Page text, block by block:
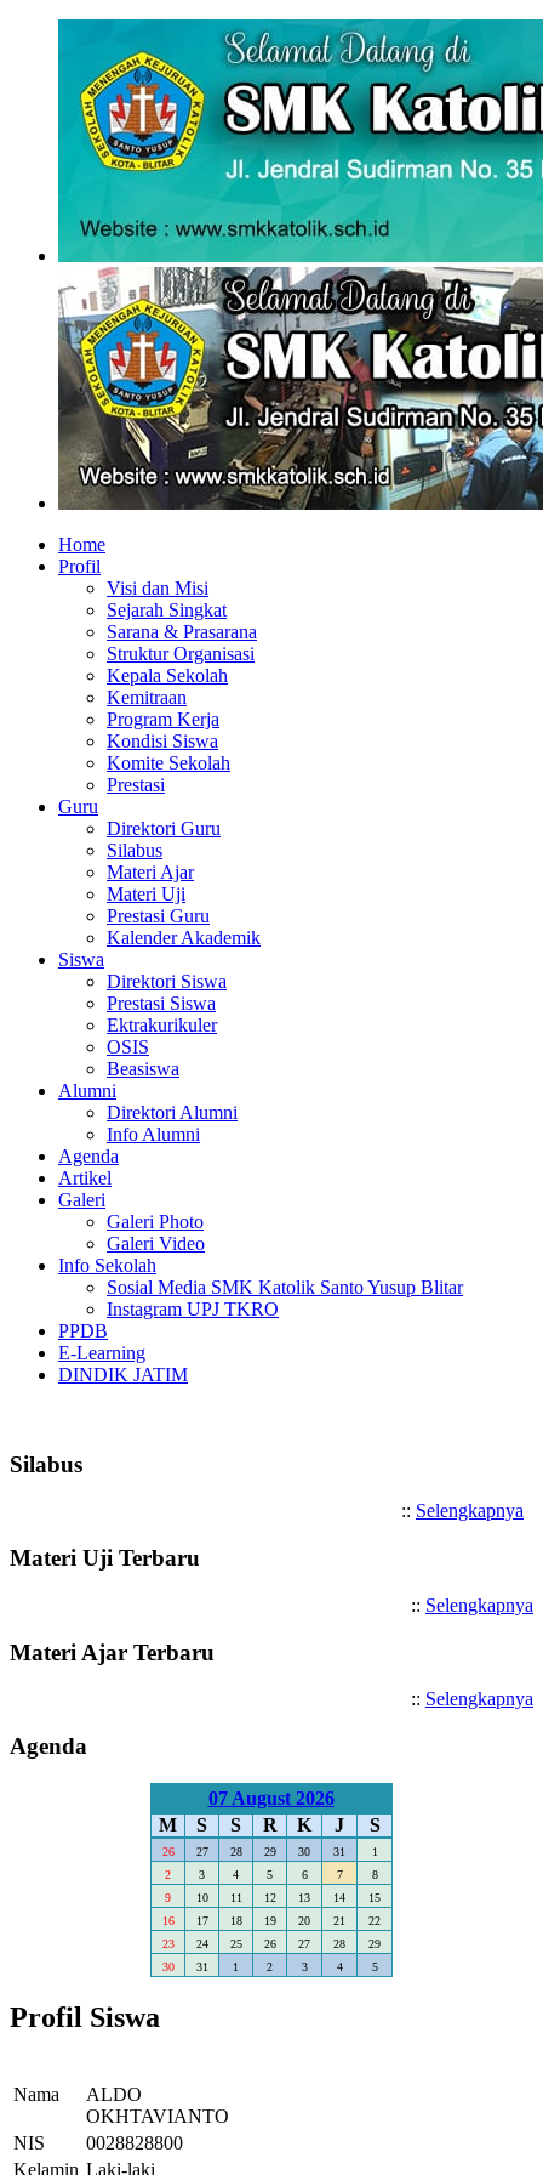
Home
Profil
Visi dan Misi
Sejarah Singkat
Sarana & Prasarana
Struktur Organisasi
Kepala Sekolah
Kemitraan
Program Kerja
Kondisi Siswa
Komite Sekolah
Prestasi
Guru
Direktori Guru
Silabus
Materi Ajar
Materi Uji
Prestasi Guru
Kalender Akademik
Siswa
Direktori Siswa
Prestasi Siswa
Ektrakurikuler
OSIS
Beasiswa
Alumni
Direktori Alumni
Info Alumni
Agenda
Artikel
Galeri
Galeri Photo
Galeri Video
Info Sekolah
Sosial Media SMK Katolik Santo Yusup Blitar
Instagram UPJ TKRO
PPDB
E-Learning
DINDIK JATIM
Silabus
:: Selengkapnya
Materi Uji Terbaru
:: Selengkapnya
Materi Ajar Terbaru
:: Selengkapnya
Agenda
07 August 2026
M
S S R K J S
26 27 28 29 30 31
1
2
3 4 5 6 7
8
9
10 11 12 13 14
15
16
17 18 19 20 21
22
23
24 25 26 27 28
29
30
31 1 2 3 4 5
Profil Siswa
Nama
ALDO
OKHTAVIANTO
NIS
0028828800
Kelamin Laki-laki